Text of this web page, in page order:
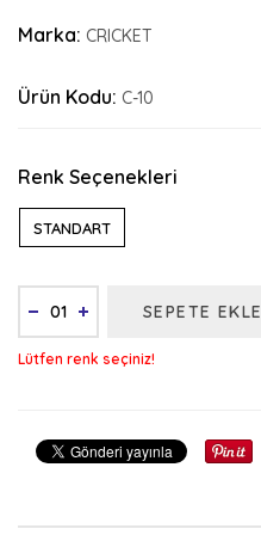
Marka: CRICKET
Ürün Kodu: C-10
Renk Seçenekleri
STANDART
SEPETE EKLE
Lütfen renk seçiniz!